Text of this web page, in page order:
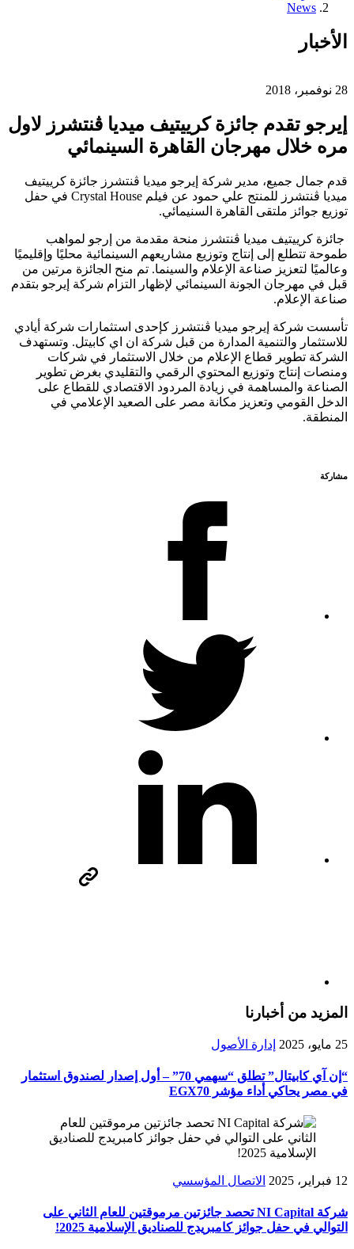
News
الأخبار
28 نوفمبر، 2018
إيرجو تقدم جائزة كرييتيف ميديا ڤنتشرز لاول
مره خلال مهرجان القاهرة السينمائي
قدم جمال جميع، مدير شركة إيرجو ميديا ڤنتشرز جائزة كرييتيف
ميديا ڤنتشرز للمنتج علي حمود عن فيلم Crystal House في حفل
توزيع جوائز ملتقى القاهرة السنيمائي.
جائزة كرييتيف ميديا ڤنتشرز منحة مقدمة من إرجو لمواهب
طموحة تتطلع إلى إنتاج وتوزيع مشاريعهم السينمائية محليًا وإقليميًا
وعالميًا لتعزيز صناعة الإعلام والسينما. تم منح الجائزة مرتين من
قبل في مهرجان الجونة السينمائي لإظهار التزام شركة إيرجو بتقدم
صناعة الإعلام.
تأسست شركة إيرجو ميديا ڤنتشرز كإحدى استثمارات شركة أيادي
للاستثمار والتنمية المدارة من قبل شركة ان اي كابيتل. وتستهدف
الشركة تطوير قطاع الإعلام من خلال الاستثمار في شركات
ومنصات إنتاج وتوزيع المحتوي الرقمي والتقليدي بغرض تطوير
الصناعة والمساهمة في زيادة المردود الاقتصادي للقطاع على
الدخل القومي وتعزيز مكانة مصر على الصعيد الإعلامي في
المنطقة.
مشاركة
المزيد من أخبارنا
25 مايو، 2025 إدارة الأصول
“إن آي كابيتال” تطلق “سهمي 70” – أول إصدار لصندوق استثمار
في مصر يحاكي أداء مؤشر EGX70
12 فبراير، 2025 الاتصال المؤسسي
شركة NI Capital تحصد جائزتين مرموقتين للعام الثاني على
التوالي في حفل جوائز كامبريدج للصناديق الإسلامية 2025!